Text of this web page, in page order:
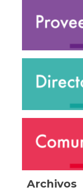
Archivos